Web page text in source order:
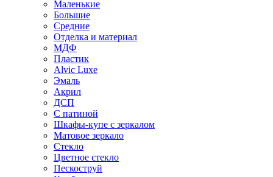
Маленькие
Большие
Средние
Отделка и материал
МДФ
Пластик
Alvic Luxe
Эмаль
Акрил
ДСП
С патиной
Шкафы-купе с зеркалом
Матовое зеркало
Стекло
Цветное стекло
Пескоструй